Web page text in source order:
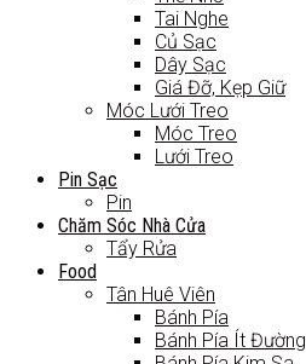
Tai Nghe
Củ Sạc
Dây Sạc
Giá Đỡ, Kẹp Giữ
Móc Lưới Treo
Móc Treo
Lưới Treo
Pin Sạc
Pin
Chăm Sóc Nhà Cửa
Tẩy Rửa
Food
Tân Huê Viên
Bánh Pía
Bánh Pía Ít Đường